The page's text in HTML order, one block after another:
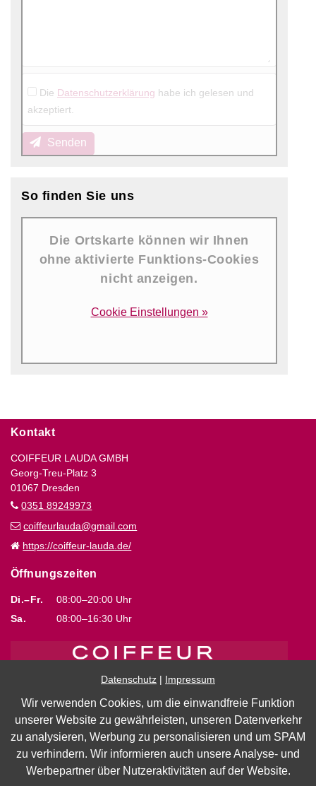
Die Datenschutzerklärung habe ich gelesen und
akzeptiert.
Senden
So finden Sie uns
Die Ortskarte können wir Ihnen
ohne aktivierte Funktions-Cookies
nicht anzeigen.
Cookie Einstellungen »
Kontakt
COIFFEUR LAUDA GMBH
Georg-Treu-Platz 3
01067 Dresden
0351 89249973
coiffeurlauda@gmail.com
https://coiffeur-lauda.de/
Öffnungszeiten
Di.–Fr.
08:00–20:00 Uhr
Sa.
08:00–16:30 Uhr
Impressum | Datenschutz
Barrierefreiheit
Cookie Einstellungen
Datenschutz | Impressum
Wir verwenden Cookies, um die einwandfreie Funktion
unserer Website zu gewährleisten, unseren Datenverkehr
zu analysieren, Werbung zu personalisieren und um SPAM
zu verhindern. Wir informieren auch unsere Analyse- und
Werbepartner über Nutzeraktivitäten auf der Website.